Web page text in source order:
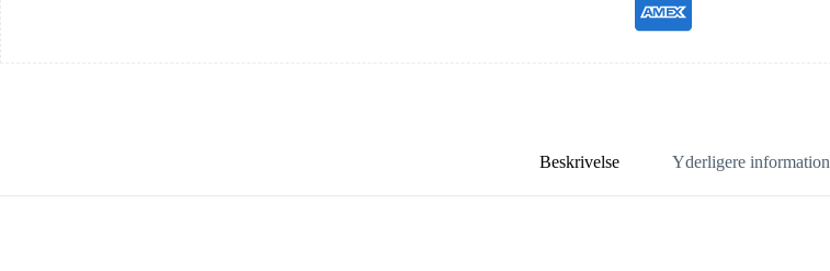
Beskrivelse Yderligere information